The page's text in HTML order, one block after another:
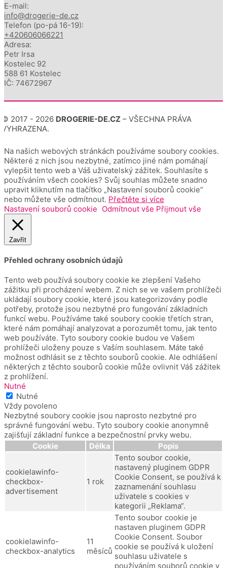
E-mail:
info@drogerie-de.cz
Telefon (po-pá 16-19):
+420606066221
Adresa:
Petr Irsa
Kostelec 92
588 61 Kostelec
IČ: 74672967
© 2017 - 2026 DROGERIE-DE.CZ – VŠECHNA PRÁVA
VYHRAZENA.
Na našich webových stránkách používáme soubory cookies.
Některé z nich jsou nezbytné, zatímco jiné nám pomáhají
vylepšit tento web a Váš uživatelský zážitek. Souhlasíte s
používáním všech cookies? Svůj souhlas můžete snadno
upravit kliknutím na tlačítko „Nastavení souborů cookie“
nebo můžete vše odmítnout. Přečtěte si více
Nastavení souborů cookie Odmítnout vše Přijmout vše
Zavřít
Přehled ochrany osobních údajů
Tento web používá soubory cookie ke zlepšení Vašeho
zážitku při procházení webem. Z nich se ve vašem prohlížeči
ukládají soubory cookie, které jsou kategorizovány podle
potřeby, protože jsou nezbytné pro fungování základních
funkcí webu. Používáme také soubory cookie třetích stran,
které nám pomáhají analyzovat a porozumět tomu, jak tento
web používáte. Tyto soubory cookie budou ve Vašem
prohlížeči uloženy pouze s Vaším souhlasem. Máte také
možnost odhlásit se z těchto souborů cookie. Ale odhlášení
některých z těchto souborů cookie může ovlivnit Váš zážitek
z prohlížení.
Nutné
Nutné
Vždy povoleno
Nezbytné soubory cookie jsou naprosto nezbytné pro
správné fungování webu. Tyto soubory cookie anonymně
zajišťují základní funkce a bezpečnostní prvky webu.
Cookie
Délka Popis
cookielawinfo-
checkbox-
advertisement
1 rok
Tento soubor cookie,
nastavený pluginem GDPR
Cookie Consent, se používá k
zaznamenání souhlasu
uživatele s cookies v
kategorii „Reklama“.
cookielawinfo-
checkbox-analytics
11
měsíců
Tento soubor cookie je
nastaven pluginem GDPR
Cookie Consent. Soubor
cookie se používá k uložení
souhlasu uživatele s
používáním souborů cookie v